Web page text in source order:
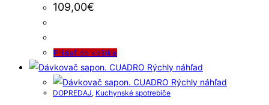
109,00€
Pridať do košíka
Rýchly náhľad
Rýchly náhľad
DOPREDAJ, Kuchynské spotrebiče